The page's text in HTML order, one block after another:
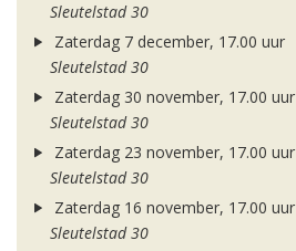
Sleutelstad 30
Zaterdag 7 december, 17.00 uur
Sleutelstad 30
Zaterdag 30 november, 17.00 uur
Sleutelstad 30
Zaterdag 23 november, 17.00 uur
Sleutelstad 30
Zaterdag 16 november, 17.00 uur
Sleutelstad 30